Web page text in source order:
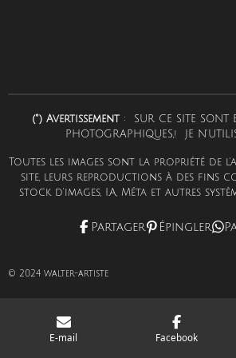
(°) Avertissement: SUR CE SITE SONT
PHOTOGRAPHIQUES,! JE
Toutes les images sont la propriété de
site, leurs reproductions à des fins
stock d'images, I.A, Méta et autres
Partager Épingler
© 2024 walter-artiste
E-mail Facebook